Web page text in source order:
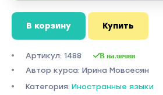
В корзину Купить
Артикул: 1488 В наличии
Автор курса: Ирина Мовсесян
Категория: Иностранные языки